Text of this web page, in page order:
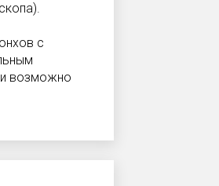
с
возможно